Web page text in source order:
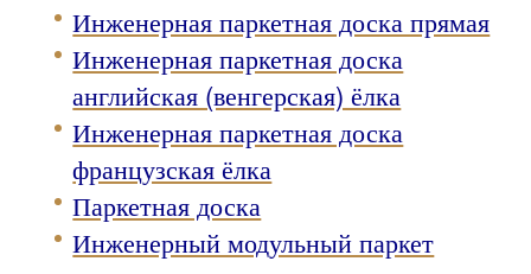
Инженерная паркетная доска прямая
Инженерная паркетная доска
английская (венгерская) ёлка
Инженерная паркетная доска
французская ёлка
Паркетная доска
Инженерный модульный паркет